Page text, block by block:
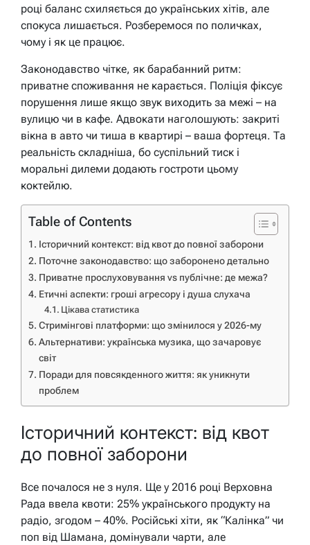
році баланс схиляється до українських хітів, але
спокуса лишається. Розберемося по поличках,
чому і як це працює.
Законодавство чітке, як барабанний ритм:
приватне споживання не карається. Поліція фіксує
порушення лише якщо звук виходить за межі – на
вулицю чи в кафе. Адвокати наголошують: закриті
вікна в авто чи тиша в квартирі – ваша фортеця. Та
реальність складніша, бо суспільний тиск і
моральні дилеми додають гостроти цьому
коктейлю.
Table of Contents
Історичний контекст: від квот до повної заборони
Поточне законодавство: що заборонено детально
Приватне прослуховування vs публічне: де межа?
Етичні аспекти: гроші агресору і душа слухача
Цікава статистика
Стримінгові платформи: що змінилося у 2026-му
Альтернативи: українська музика, що зачаровує
світ
Поради для повсякденного життя: як уникнути
проблем
Історичний контекст: від квот
до повної заборони
Все почалося не з нуля. Ще у 2016 році Верховна
Рада ввела квоти: 25% українського продукту на
радіо, згодом – 40%. Російські хіти, як “Калінка” чи
поп від Шамана, домінували чарти, але